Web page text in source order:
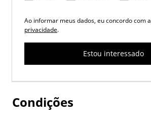
Ao informar meus dados, eu concordo com a
privacidade.
Estou interessado
Condições